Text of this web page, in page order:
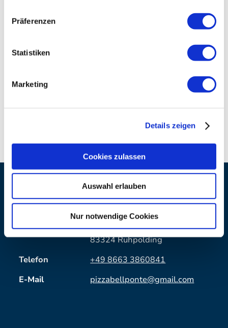
Präferenzen
Statistiken
Marketing
Details zeigen
Cookies zulassen
Auswahl erlauben
Nur notwendige Cookies
Freitag
Samstag
17:00 - 23:00
Dienstag Ruhetag
Bell Ponte
Waldbahnstraße 2
83324 Ruhpolding
Telefon
+49 8663 3860841
E-Mail
pizzabellponte@gmail.com